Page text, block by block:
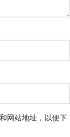
网站地址，以便下